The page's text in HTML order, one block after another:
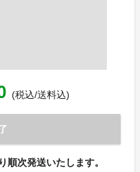
(税込/送料込)
順次発送いたします。